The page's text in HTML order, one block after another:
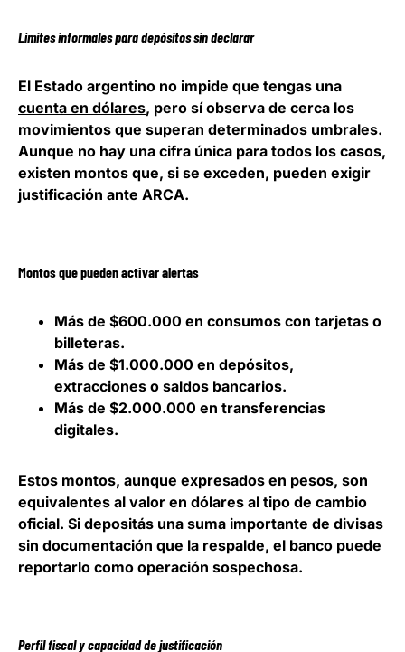
Límites informales para depósitos sin declarar
El Estado argentino no impide que tengas una
cuenta en dólares, pero sí observa de cerca los
movimientos que superan determinados umbrales.
Aunque no hay una cifra única para todos los casos,
existen montos que, si se exceden, pueden exigir
justificación ante ARCA.
Montos que pueden activar alertas
Más de $600.000 en consumos con tarjetas o
billeteras.
Más de $1.000.000 en depósitos,
extracciones o saldos bancarios.
Más de $2.000.000 en transferencias
digitales.
Estos montos, aunque expresados en pesos, son
equivalentes al valor en dólares al tipo de cambio
oficial. Si depositás una suma importante de divisas
sin documentación que la respalde, el banco puede
reportarlo como operación sospechosa.
Perfil fiscal y capacidad de justificación